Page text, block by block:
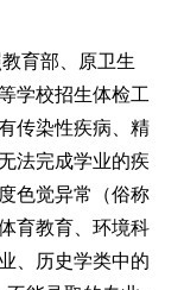
育部、原卫生
学校招生体检工
传染性疾病、精
法完成学业的疾
色觉异常（俗称
育教育、环境科
、历史学类中的